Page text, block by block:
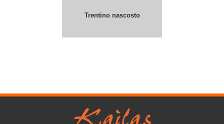
Trentino nascosto